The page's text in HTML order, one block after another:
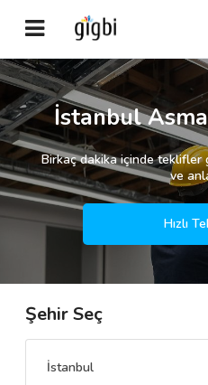
Anasayfa
Giriş Yap
Kayıt Ol
Kategoriler
🎈 Biz Kimiz?
İstanbul
Birkaç dakika içinde teklifler
ve
Hızlı
Şehir Seç
İstanbul